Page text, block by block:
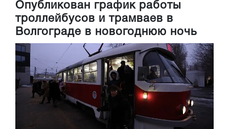
Опубликован график работы
троллейбусов и трамваев в
Волгограде в новогоднюю ночь